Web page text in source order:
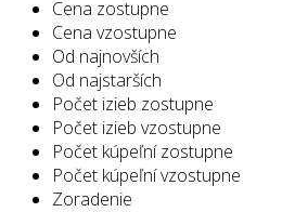
Cena zostupne
Cena vzostupne
Od najnovších
Od najstarších
Počet izieb zostupne
Počet izieb vzostupne
Počet kúpeľní zostupne
Počet kúpeľní vzostupne
Zoradenie